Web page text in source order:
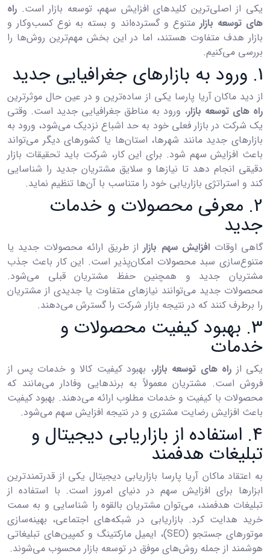
یکی از اصلی‌ترین کلیدهای افزایش سهم، توسعه بازار است. راه
های توسعه بازار متنوع و گسترده‌اند و بسته به نوع کسب‌وکار و
بازار هدف متفاوت هستند، اما در این بخش مهم‌ترین روش‌ها را
بررسی می‌کنیم.
1. ورود به بازارهای جغرافیایی جدید
از دید ماکان آریا پارسا یکی از ساده‌ترین و در عین حال موثرترین
راه های توسعه بازار، ورود به مناطق جغرافیایی جدید است. وقتی
یک شرکت در بازار فعلی خود به حد اشباع نزدیک می‌شود، ورود به
بازارهای جدید مانند شهرها، استان‌ها یا کشورهای دیگر می‌تواند
باعث افزایش سهم شود. برای این کار، شرکت باید تحقیقات بازار
دقیقی انجام دهد تا نیازها و سلایق مشتریان جدید را شناسایی
کند و استراتژی بازاریابی خود را متناسب با آن‌ها تنظیم نماید.
2. معرفی محصولات و خدمات
جدید
گاهی اوقات افزایش سهم بازار از طریق ارائه محصولات جدید یا
متنوع‌سازی سبد محصولات امکان‌پذیر است. این کار باعث جذب
مشتریان جدید و همچنین حفظ مشتریان قبلی می‌شود.
محصولات جدید می‌توانند نیازهای متفاوت یا جدیدی از مشتریان
را برطرف کنند که در نتیجه بازار شرکت را گسترش می‌دهند.
3. بهبود کیفیت محصولات و
خدمات
یکی از راه های توسعه بازار، بهبود کیفیت کالا و خدمات پس از
فروش است. مشتریان معمولاً به برندهایی وفادار می‌مانند که
محصولات با کیفیت و خدمات مطلوب ارائه می‌دهند. بهبود کیفیت
باعث افزایش رضایت مشتری و در نتیجه افزایش سهم می‌شود.
4. استفاده از بازاریابی دیجیتال و
تبلیغات هدفمند
به اعتقاد ماکان آریا پارسا بازاریابی دیجیتال یکی از قدرتمندترین
ابزارها برای افزایش سهم در دنیای امروز است. با استفاده از
تبلیغات هدفمند، می‌توان مشتریان بالقوه را شناسایی و به سمت
خرید هدایت کرد. بازاریابی در شبکه‌های اجتماعی، بهینه‌سازی
موتورهای جستجو (SEO)، ایمیل مارکتینگ و کمپین‌های تبلیغاتی
هوشمند از جمله روش‌های موفق در توسعه بازار محسوب می‌شوند.